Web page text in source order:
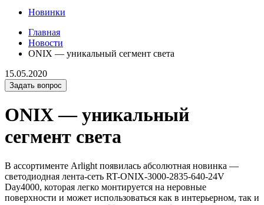
Новинки
Главная
Новости
ONIX — уникальный сегмент света
15.05.2020
Задать вопрос
ONIX — уникальный
сегмент света
В ассортименте Arlight появилась абсолютная новинка —
светодиодная лента-сеть RT-ONIX-3000-2835-640-24V
Day4000, которая легко монтируется на неровные
поверхности и может использоваться как в интерьерном, так и